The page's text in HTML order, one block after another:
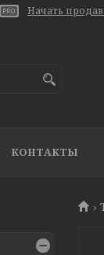
Начать
КОНТАКТЫ